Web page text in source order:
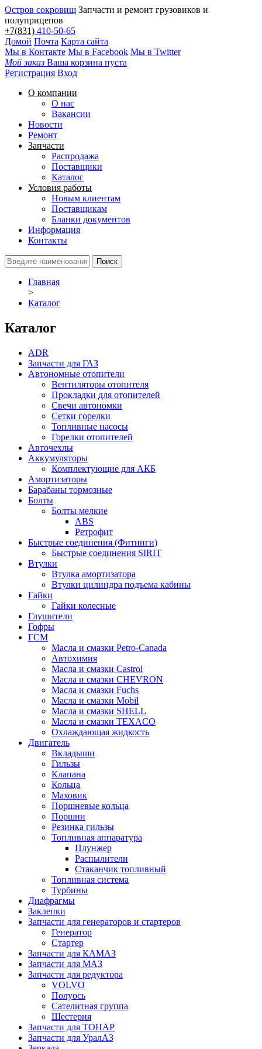
Остров сокровищ Запчасти и ремонт грузовиков и
полуприцепов
+7(831) 410-50-65
Домой Почта Карта сайта
Мы в Контакте Мы в Facebook Мы в Twitter
Мой заказ Ваша корзина пуста
Регистрация Вход
О компании
О нас
Вакансии
Новости
Ремонт
Запчасти
Распродажа
Поставщики
Каталог
Условия работы
Новым клиентам
Поставщикам
Бланки документов
Информация
Контакты
Главная
>
Каталог
Каталог
ADR
Запчасти для ГАЗ
Автономные отопители
Вентиляторы отопителя
Прокладки для отопителей
Свечи автономки
Сетки горелки
Топливные насосы
Горелки отопителей
Авточехлы
Аккумуляторы
Комплектующие для АКБ
Амортизаторы
Барабаны тормозные
Болты
Болты мелкие
ABS
Ретрофит
Быстрые соединения (Фитинги)
Быстрые соединения SIRIT
Втулки
Втулка амортизатора
Втулки цилиндра подъема кабины
Гайки
Гайки колесные
Глушители
Гофры
ГСМ
Масла и смазки Petro-Canada
Автохимия
Масла и смазки Castrol
Масла и смазки CHEVRON
Масла и смазки Fuchs
Масла и смазки Mobil
Масла и смазки SHELL
Масла и смазки TEXACO
Охлаждающая жидкость
Двигатель
Вкладыши
Гильзы
Клапана
Кольца
Маховик
Поршневые кольца
Поршни
Резинка гильзы
Топливная аппаратура
Плунжер
Распылители
Стаканчик топливный
Топливная система
Турбины
Диафрагмы
Заклепки
Запчасти для генераторов и стартеров
Генератор
Стартер
Запчасти для КАМАЗ
Запчасти для МАЗ
Запчасти для редуктора
VOLVO
Полуось
Сателитная группа
Шестерня
Запчасти для ТОНАР
Запчасти для УралАЗ